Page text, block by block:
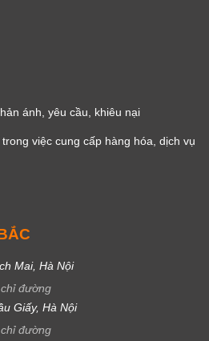
ánh, yêu cầu, khiêu nại
việc cung cấp hàng hóa, dịch vụ
Mai, Hà Nội
chỉ đường
Giấy, Hà Nội
chỉ đường